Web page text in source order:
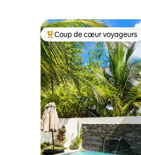
Coup de cœur voyageurs
Coup de cœur voyageurs